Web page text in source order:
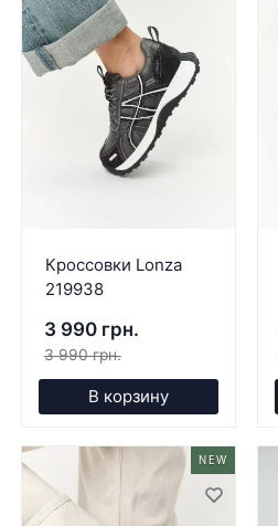
Кроссовки Lonza
219938
3 990 грн.
3 990 грн.
В корзину
NEW